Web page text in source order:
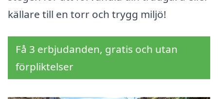
källare till en torr och trygg miljö!
Få 3 erbjudanden, gratis och utan
förpliktelser